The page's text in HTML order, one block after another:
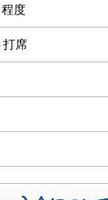
度
席